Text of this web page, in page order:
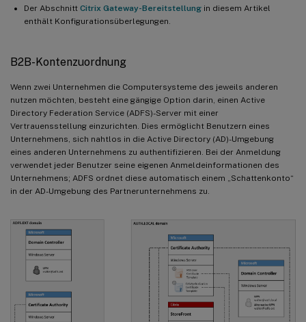
Der Abschnitt Citrix Gateway-Bereitstellung in diesem Artikel
enthält Konfigurationsüberlegungen.
B2B-Kontenzuordnung
Wenn zwei Unternehmen die Computersysteme des jeweils anderen
nutzen möchten, besteht eine gängige Option darin, einen Active
Directory Federation Service (ADFS)-Server mit einer
Vertrauensstellung einzurichten. Dies ermöglicht Benutzern eines
Unternehmens, sich nahtlos in die Active Directory (AD)-Umgebung
eines anderen Unternehmens zu authentifizieren. Bei der Anmeldung
verwendet jeder Benutzer seine eigenen Anmeldeinformationen des
Unternehmens; ADFS ordnet diese automatisch einem „Schattenkonto“
in der AD-Umgebung des Partnerunternehmens zu.